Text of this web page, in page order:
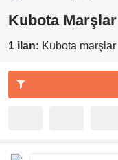
Kubota Marşlar
1 ilan: Kubota marşlar